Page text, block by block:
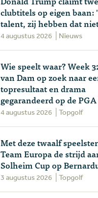
clubtitels op eigen baan:
talent, zij hebben dat
4 augustus 2026 Nieuws
Wie speelt waar? Week
van Dam op zoek naar
topresultaat en drama
gegarandeerd op de
4 augustus 2026 Topgolf
Met deze twaalf
Team Europa de strijd
Solheim Cup op
3 augustus 2026 Topgolf